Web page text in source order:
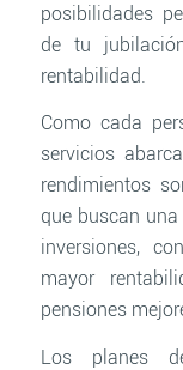
posibilidades
de tu
rentabilidad.
Como cada
servicios
rendimientos
que buscan
inversiones,
mayor
pensiones
Los planes